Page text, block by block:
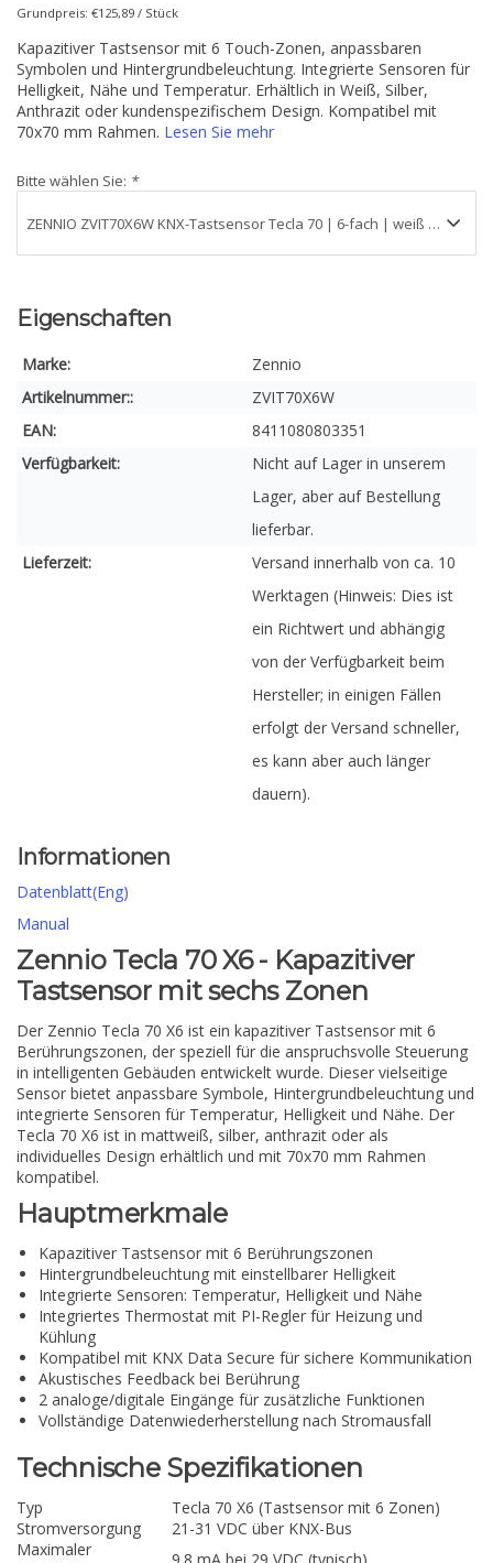
Grundpreis: €125,89 / Stück
Kapazitiver Tastsensor mit 6 Touch-Zonen, anpassbaren
Symbolen und Hintergrundbeleuchtung. Integrierte Sensoren für
Helligkeit, Nähe und Temperatur. Erhältlich in Weiß, Silber,
Anthrazit oder kundenspezifischem Design. Kompatibel mit
70x70 mm Rahmen. Lesen Sie mehr
Bitte wählen Sie: *
Eigenschaften
Marke:
Zennio
Artikelnummer::
ZVIT70X6W
EAN:
8411080803351
Verfügbarkeit:
Nicht auf Lager in unserem
Lager, aber auf Bestellung
lieferbar.
Lieferzeit:
Versand innerhalb von ca. 10
Werktagen (Hinweis: Dies ist
ein Richtwert und abhängig
von der Verfügbarkeit beim
Hersteller; in einigen Fällen
erfolgt der Versand schneller,
es kann aber auch länger
dauern).
Informationen
Datenblatt(Eng)
Manual
Zennio Tecla 70 X6 - Kapazitiver
Tastsensor mit sechs Zonen
Der Zennio Tecla 70 X6 ist ein kapazitiver Tastsensor mit 6
Berührungszonen, der speziell für die anspruchsvolle Steuerung
in intelligenten Gebäuden entwickelt wurde. Dieser vielseitige
Sensor bietet anpassbare Symbole, Hintergrundbeleuchtung und
integrierte Sensoren für Temperatur, Helligkeit und Nähe. Der
Tecla 70 X6 ist in mattweiß, silber, anthrazit oder als
individuelles Design erhältlich und mit 70x70 mm Rahmen
kompatibel.
Hauptmerkmale
Kapazitiver Tastsensor mit 6 Berührungszonen
Hintergrundbeleuchtung mit einstellbarer Helligkeit
Integrierte Sensoren: Temperatur, Helligkeit und Nähe
Integriertes Thermostat mit PI-Regler für Heizung und
Kühlung
Kompatibel mit KNX Data Secure für sichere Kommunikation
Akustisches Feedback bei Berührung
2 analoge/digitale Eingänge für zusätzliche Funktionen
Vollständige Datenwiederherstellung nach Stromausfall
Technische Spezifikationen
Typ
Tecla 70 X6 (Tastsensor mit 6 Zonen)
Stromversorgung
21-31 VDC über KNX-Bus
Maximaler
9.8 mA bei 29 VDC (typisch)